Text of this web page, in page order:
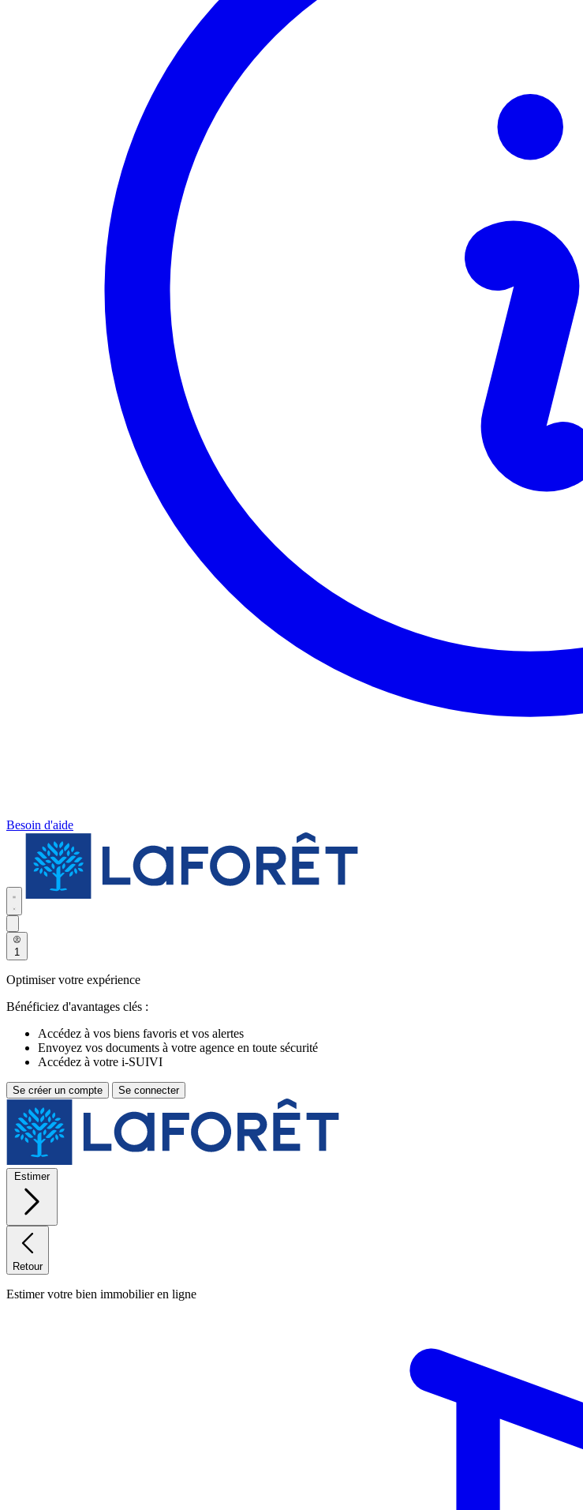
Besoin d'aide
1
Optimiser votre expérience
Bénéficiez d'avantages clés :
Accédez à vos biens favoris et vos alertes
Envoyez vos documents à votre agence en toute sécurité
Accédez à votre i-SUIVI
Se créer un compte Se connecter
Estimer
Retour
Estimer votre bien immobilier en ligne